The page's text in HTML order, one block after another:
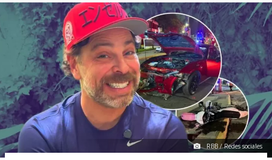
RBB / Redes sociales